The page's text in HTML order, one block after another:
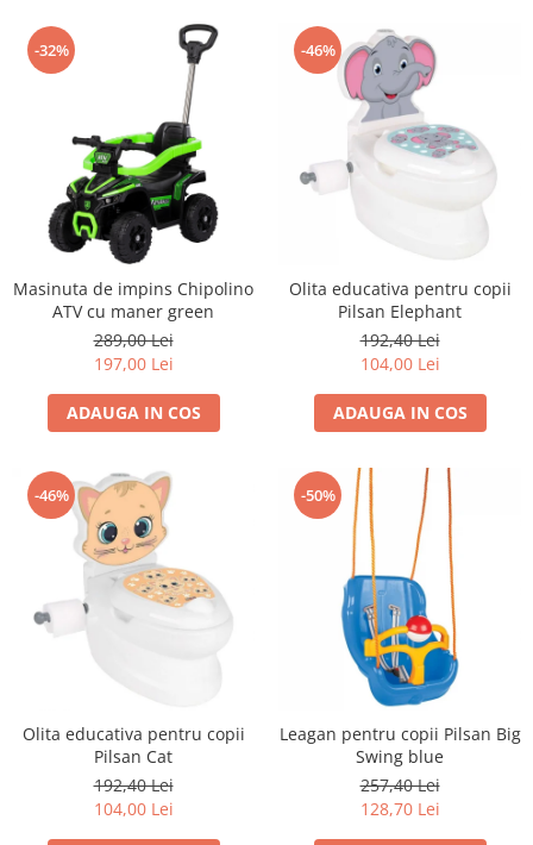
Purple Cow
Raduka
Schmidt
Sequin Art
Silverlit
Simba
Smoby
Spin Master
Stragoo Games
Sycomore
Tender Leaf
Topbright
Trefl
Vektory
Viga Toys
Wonderworld
-32%
Masinuta de impins Chipolino
ATV cu maner green
289,00 Lei
197,00 Lei
ADAUGA IN COS
-46%
Olita educativa pentru copii
Pilsan Elephant
192,40 Lei
104,00 Lei
ADAUGA IN COS
-46%
Olita educativa pentru copii
Pilsan Cat
192,40 Lei
104,00 Lei
-50%
Leagan pentru copii Pilsan Big
Swing blue
257,40 Lei
128,70 Lei